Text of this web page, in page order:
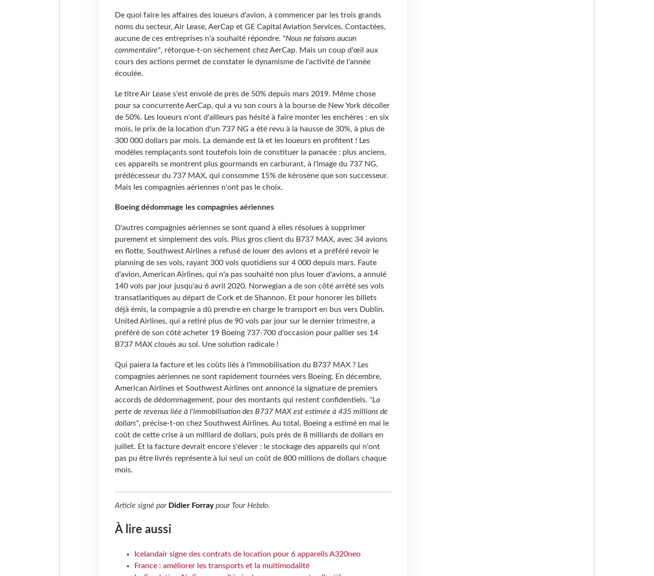
De quoi faire les affaires des loueurs d'avion, à commencer par les trois grands
noms du secteur, Air Lease, AerCap et GE Capital Aviation Services. Contactées,
aucune de ces entreprises n'a souhaité répondre. "Nous ne faisons aucun
commentaire", rétorque-t-on sèchement chez AerCap. Mais un coup d'œil aux
cours des actions permet de constater le dynamisme de l'activité de l'année
écoulée.
Le titre Air Lease s'est envolé de près de 50% depuis mars 2019. Même chose
pour sa concurrente AerCap, qui a vu son cours à la bourse de New York décoller
de 50%. Les loueurs n'ont d'ailleurs pas hésité à faire monter les enchères : en six
mois, le prix de la location d'un 737 NG a été revu à la hausse de 30%, à plus de
300 000 dollars par mois. La demande est là et les loueurs en profitent ! Les
modèles remplaçants sont toutefois loin de constituer la panacée : plus anciens,
ces appareils se montrent plus gourmands en carburant, à l'image du 737 NG,
prédécesseur du 737 MAX, qui consomme 15% de kérosène que son successeur.
Mais les compagnies aériennes n'ont pas le choix.
Boeing dédommage les compagnies aériennes
D'autres compagnies aériennes se sont quand à elles résolues à supprimer
purement et simplement des vols. Plus gros client du B737 MAX, avec 34 avions
en flotte, Southwest Airlines a refusé de louer des avions et a préféré revoir le
planning de ses vols, rayant 300 vols quotidiens sur 4 000 depuis mars. Faute
d'avion, American Airlines, qui n'a pas souhaité non plus louer d'avions, a annulé
140 vols par jour jusqu'au 6 avril 2020. Norwegian a de son côté arrêté ses vols
transatlantiques au départ de Cork et de Shannon. Et pour honorer les billets
déjà émis, la compagnie a dû prendre en charge le transport en bus vers Dublin.
United Airlines, qui a retiré plus de 90 vols par jour sur le dernier trimestre, a
préféré de son côté acheter 19 Boeing 737-700 d'occasion pour pallier ses 14
B737 MAX cloués au sol. Une solution radicale !
Qui paiera la facture et les coûts liés à l'immobilisation du B737 MAX ? Les
compagnies aériennes ne sont rapidement tournées vers Boeing. En décembre,
American Airlines et Southwest Airlines ont annoncé la signature de premiers
accords de dédommagement, pour des montants qui restent confidentiels. "La
perte de revenus liée à l'immobilisation des B737 MAX est estimée à 435 millions de
dollars", précise-t-on chez Southwest Airlines. Au total, Boeing a estimé en mai le
coût de cette crise à un milliard de dollars, puis près de 8 milliards de dollars en
juillet. Et la facture devrait encore s'élever : le stockage des appareils qui n'ont
pas pu être livrés représente à lui seul un coût de 800 millions de dollars chaque
mois.
Article signé par Didier Forraypour Tour Hebdo.
À lire aussi
Icelandair signe des contrats de location pour 6 appareils A320neo
France : améliorer les transports et la multimodalité